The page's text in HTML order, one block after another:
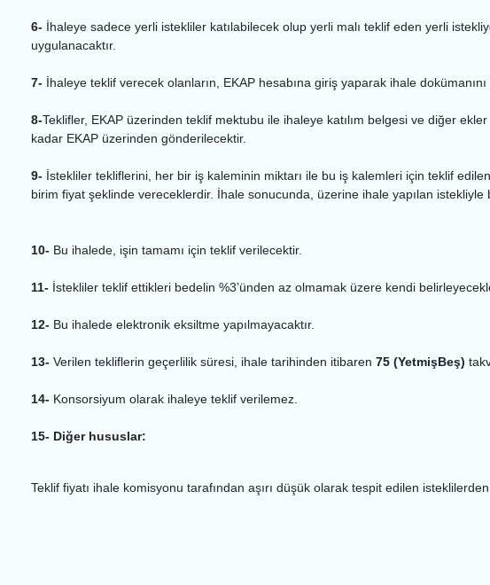
6- İhaleye sadece yerli istekliler katılabilecek olup yerli malı teklif eden yerli
uygulanacaktır.
7- İhaleye teklif verecek olanların, EKAP hesabına giriş yaparak ihale
8-Teklifler, EKAP üzerinden teklif mektubu ile ihaleye katılım belgesi ve diğer
kadar EKAP üzerinden gönderilecektir.
9- İstekliler tekliflerini, her bir iş kaleminin miktarı ile bu iş kalemleri için teklif
birim fiyat şeklinde vereceklerdir. İhale sonucunda, üzerine ihale yapılan istekliyle
10- Bu ihalede, işin tamamı için teklif verilecektir.
11- İstekliler teklif ettikleri bedelin %3’ünden az olmamak üzere kendi
12- Bu ihalede elektronik eksiltme yapılmayacaktır.
13- Verilen tekliflerin geçerlilik süresi, ihale tarihinden itibaren 75 (YetmişBeş)
14- Konsorsiyum olarak ihaleye teklif verilemez.
15- Diğer hususlar:
Teklif fiyatı ihale komisyonu tarafından aşırı düşük olarak tespit edilen